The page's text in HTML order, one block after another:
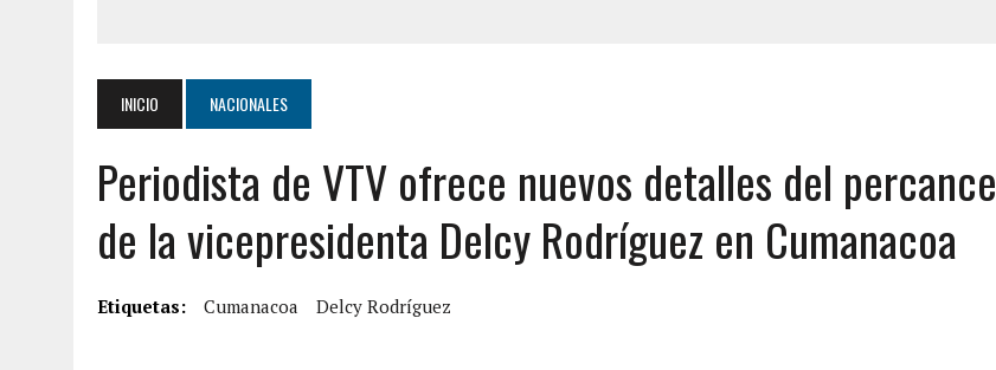
7 AGOSTO, 2026 | FUGA DE GAS GENERÓ EXPLOSIÓN EN LOCAL COMERCIAL DE CHACAO
7 AGOSTO, 2026
HOMBRE ASESINÓ A SU TÍA CON UN PUÑAL Y DEJÓ HERIDAS A SU PRIMA Y A OTRO FAMILIAR EN BOLÍVAR
7 AGOSTO, 2026
YARACUY: ASESINARON DOS HOMBRES EL MISMO DÍA EN SECTORES VECINOS
7 AGOSTO, 2026
LOCALIZARON CUERPO DE ‘LA SEÑORA DE LAS UÑAS BONITAS’ 42 DÍAS DESPUÉS DE LOS TERREMOTOS EN LA GUAIRA
BARINAS: ADOLESCENTE SE QUITÓ LA VIDA TRAS SER ACOSADA Y ABUSADA POR LA PAREJA DE SU ABUELA
INICIO NACIONALES
Periodista de VTV ofrece nuevos detalles del percance
de la vicepresidenta Delcy Rodríguez en Cumanacoa
Etiquetas: Cumanacoa Delcy Rodríguez